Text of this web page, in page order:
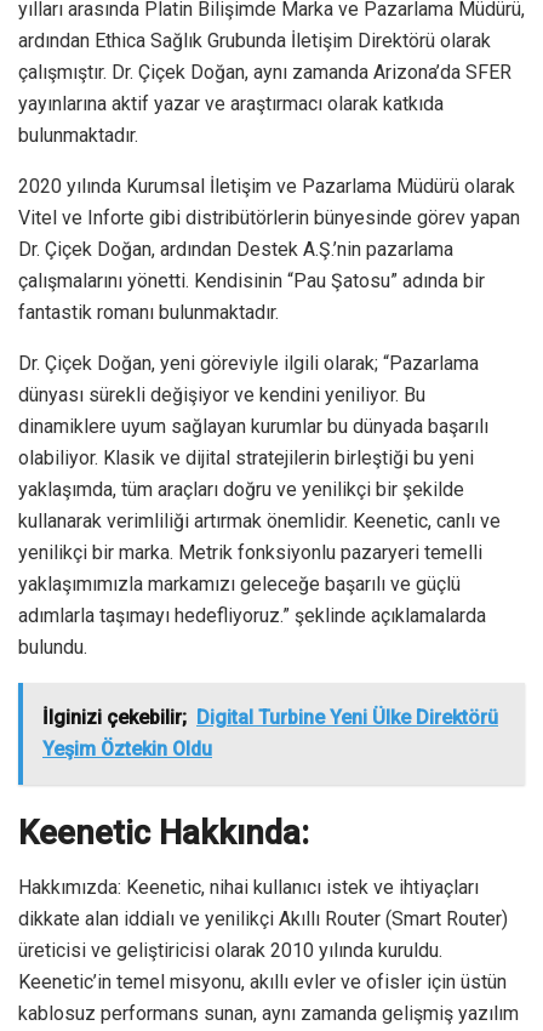
yılları arasında Platin Bilişimde Marka ve Pazarlama Müdürü,
ardından Ethica Sağlık Grubunda İletişim Direktörü olarak
çalışmıştır. Dr. Çiçek Doğan, aynı zamanda Arizona’da SFER
yayınlarına aktif yazar ve araştırmacı olarak katkıda
bulunmaktadır.
2020 yılında Kurumsal İletişim ve Pazarlama Müdürü olarak
Vitel ve Inforte gibi distribütörlerin bünyesinde görev yapan
Dr. Çiçek Doğan, ardından Destek A.Ş.’nin pazarlama
çalışmalarını yönetti. Kendisinin “Pau Şatosu” adında bir
fantastik romanı bulunmaktadır.
Dr. Çiçek Doğan, yeni göreviyle ilgili olarak; “Pazarlama
dünyası sürekli değişiyor ve kendini yeniliyor. Bu
dinamiklere uyum sağlayan kurumlar bu dünyada başarılı
olabiliyor. Klasik ve dijital stratejilerin birleştiği bu yeni
yaklaşımda, tüm araçları doğru ve yenilikçi bir şekilde
kullanarak verimliliği artırmak önemlidir. Keenetic, canlı ve
yenilikçi bir marka. Metrik fonksiyonlu pazaryeri temelli
yaklaşımımızla markamızı geleceğe başarılı ve güçlü
adımlarla taşımayı hedefliyoruz.” şeklinde açıklamalarda
bulundu.
İlginizi çekebilir; Digital Turbine Yeni Ülke Direktörü
Yeşim Öztekin Oldu
Keenetic Hakkında:
Hakkımızda: Keenetic, nihai kullanıcı istek ve ihtiyaçları
dikkate alan iddialı ve yenilikçi Akıllı Router (Smart Router)
üreticisi ve geliştiricisi olarak 2010 yılında kuruldu.
Keenetic’in temel misyonu, akıllı evler ve ofisler için üstün
kablosuz performans sunan, aynı zamanda gelişmiş yazılım